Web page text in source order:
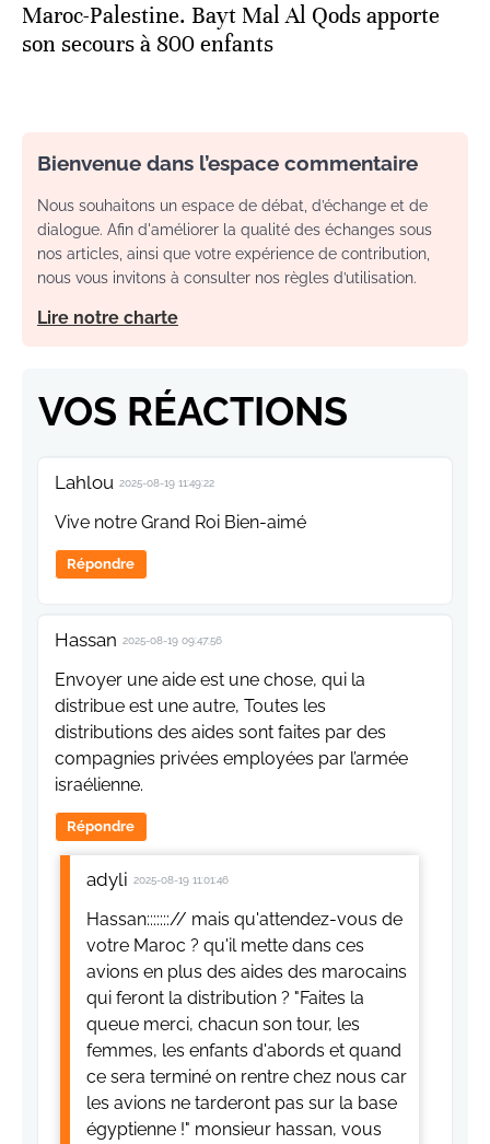
Maroc-Palestine. Bayt Mal Al Qods apporte
son secours à 800 enfants
Bienvenue dans l’espace commentaire
Nous souhaitons un espace de débat, d’échange et de
dialogue. Afin d'améliorer la qualité des échanges sous
nos articles, ainsi que votre expérience de contribution,
nous vous invitons à consulter nos règles d’utilisation.
Lire notre charte
VOS RÉACTIONS
Lahlou 2025-08-19 11:49:22
Vive notre Grand Roi Bien-aimé
Répondre
Hassan 2025-08-19 09:47:56
Envoyer une aide est une chose, qui la
distribue est une autre, Toutes les
distributions des aides sont faites par des
compagnies privées employées par l’armée
israélienne.
Répondre
adyli 2025-08-19 11:01:46
Hassan:::::::// mais qu'attendez-vous de
votre Maroc ? qu'il mette dans ces
avions en plus des aides des marocains
qui feront la distribution ? "Faites la
queue merci, chacun son tour, les
femmes, les enfants d'abords et quand
ce sera terminé on rentre chez nous car
les avions ne tarderont pas sur la base
égyptienne !" monsieur hassan, vous